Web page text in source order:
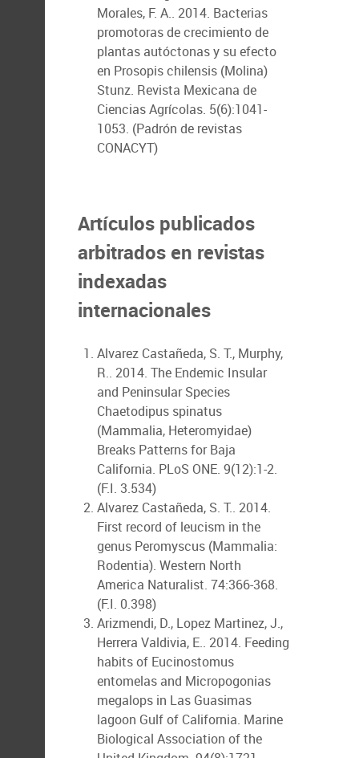
Morales, F. A.. 2014. Bacterias
promotoras de crecimiento de
plantas autóctonas y su efecto
en Prosopis chilensis (Molina)
Stunz. Revista Mexicana de
Ciencias Agrícolas. 5(6):1041-
1053. (Padrón de revistas
CONACYT)
Artículos publicados
arbitrados en revistas
indexadas
internacionales
Alvarez Castañeda, S. T., Murphy,
R.. 2014. The Endemic Insular
and Peninsular Species
Chaetodipus spinatus
(Mammalia, Heteromyidae)
Breaks Patterns for Baja
California. PLoS ONE. 9(12):1-2.
(F.I. 3.534)
Alvarez Castañeda, S. T.. 2014.
First record of leucism in the
genus Peromyscus (Mammalia:
Rodentia). Western North
America Naturalist. 74:366-368.
(F.I. 0.398)
Arizmendi, D., Lopez Martinez, J.,
Herrera Valdivia, E.. 2014. Feeding
habits of Eucinostomus
entomelas and Micropogonias
megalops in Las Guasimas
lagoon Gulf of California. Marine
Biological Association of the